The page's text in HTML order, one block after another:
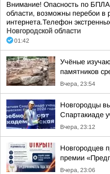
Внимание! Опасность по БПЛА
области, возможны перебои в
интернета.Телефон
Новгородской области
01:42
Учёные
памятников
Вчера, 23:54
Новгородцы
Спартакиаде
Вчера, 23:12
Новгородцев
премии
Вчера, 23:06